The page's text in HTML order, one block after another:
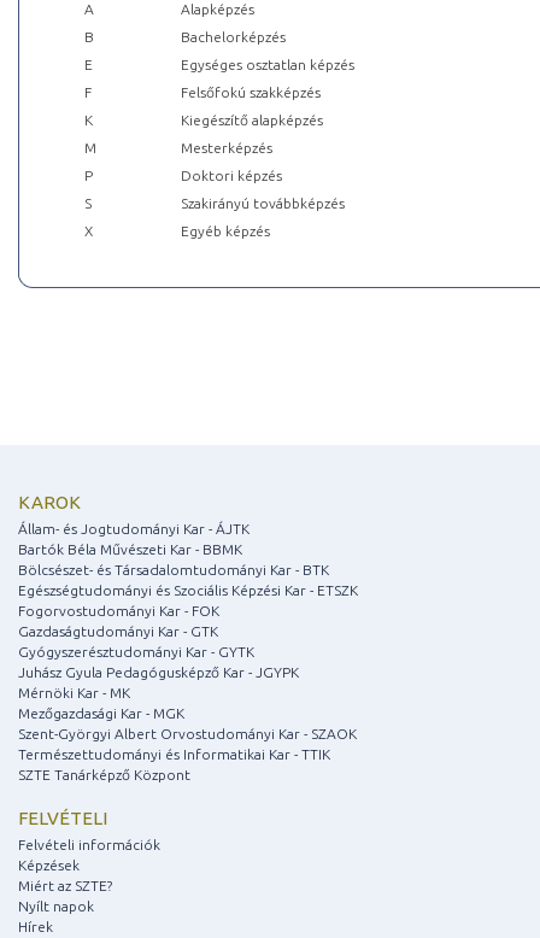
A
Alapképzés
B
Bachelorképzés
E
Egységes osztatlan képzés
F
Felsőfokú szakképzés
K
Kiegészítő alapképzés
M
Mesterképzés
P
Doktori képzés
S
Szakirányú továbbképzés
X
Egyéb képzés
KAROK
Állam- és Jogtudományi Kar - ÁJTK
Bartók Béla Művészeti Kar - BBMK
Bölcsészet- és Társadalomtudományi Kar - BTK
Egészségtudományi és Szociális Képzési Kar - ETSZK
Fogorvostudományi Kar - FOK
Gazdaságtudományi Kar - GTK
Gyógyszerésztudományi Kar - GYTK
Juhász Gyula Pedagógusképző Kar - JGYPK
Mérnöki Kar - MK
Mezőgazdasági Kar - MGK
Szent-Györgyi Albert Orvostudományi Kar - SZAOK
Természettudományi és Informatikai Kar - TTIK
SZTE Tanárképző Központ
FELVÉTELI
Felvételi információk
Képzések
Miért az SZTE?
Nyílt napok
Hírek